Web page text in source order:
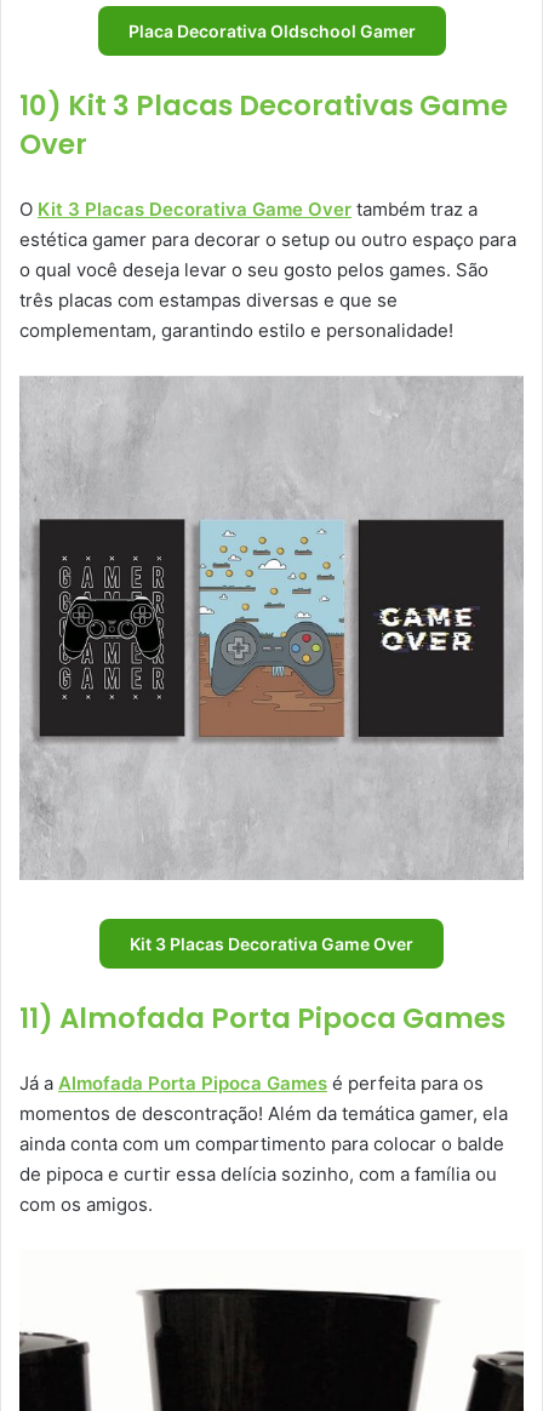
Placa Decorativa Oldschool Gamer
10) Kit 3 Placas Decorativas Game
Over
O Kit 3 Placas Decorativa Game Over também traz a
estética gamer para decorar o setup ou outro espaço para
o qual você deseja levar o seu gosto pelos games. São
três placas com estampas diversas e que se
complementam, garantindo estilo e personalidade!
Kit 3 Placas Decorativa Game Over
11) Almofada Porta Pipoca Games
Já a Almofada Porta Pipoca Games é perfeita para os
momentos de descontração! Além da temática gamer, ela
ainda conta com um compartimento para colocar o balde
de pipoca e curtir essa delícia sozinho, com a família ou
com os amigos.